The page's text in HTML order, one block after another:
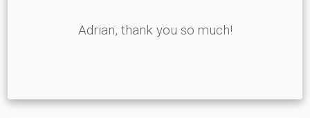
Adrian, thank you so much!